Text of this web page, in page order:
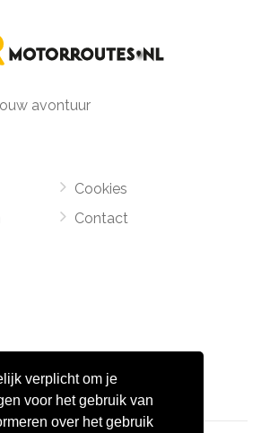
verplicht om je
voor het gebruik van
over het gebruik
avontuur
Cookies
Contact